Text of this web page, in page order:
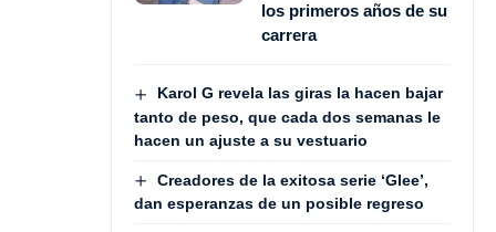
los primeros años de su
carrera
Karol G revela las giras la hacen bajar
tanto de peso, que cada dos semanas le
hacen un ajuste a su vestuario
Creadores de la exitosa serie ‘Glee’,
dan esperanzas de un posible regreso